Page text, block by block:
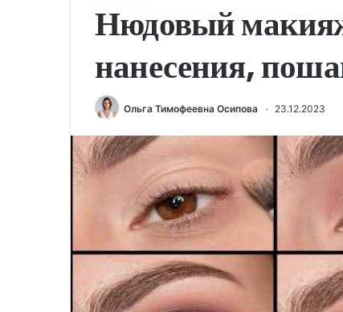
Нюдовый
нанесения,
Ольга Тимофеевна Осипова 23.12.2023